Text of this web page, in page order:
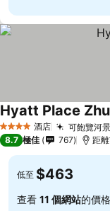
4 星級 酒店 可飽覽河
Hyatt Place
8.7 極佳 767 距
低至 $463
查看 11 個網站的價格